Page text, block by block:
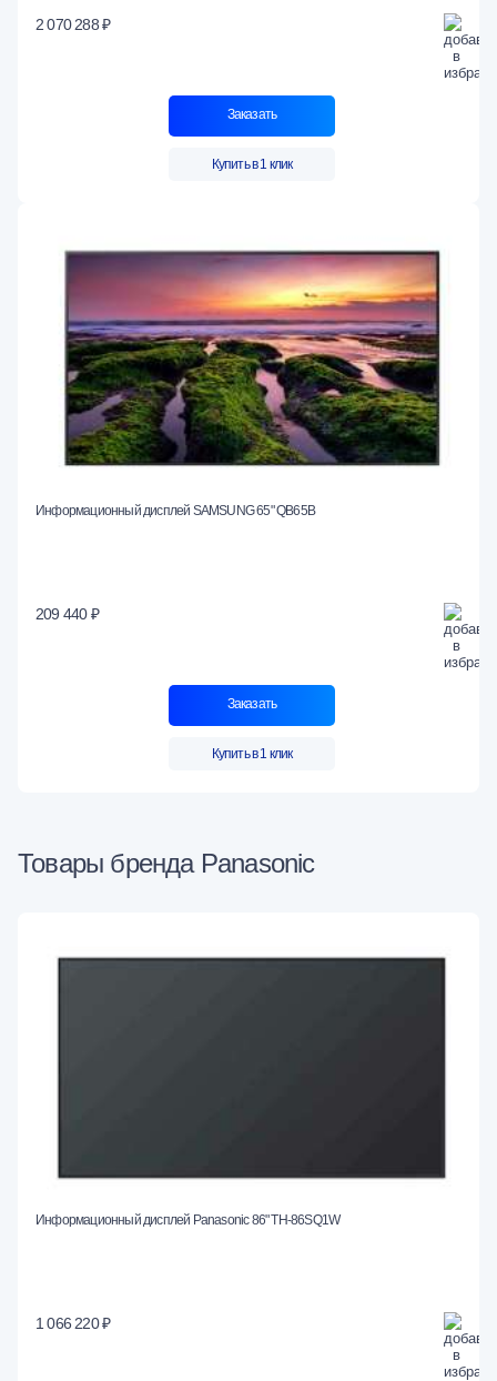
2 070 288 ₽
Заказать
Купить в 1 клик
Информационный дисплей SAMSUNG 65" QB65B
209 440 ₽
Заказать
Купить в 1 клик
Товары бренда Panasonic
Информационный дисплей Panasonic 86" TH-86SQ1W
1 066 220 ₽